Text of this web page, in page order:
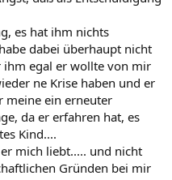
es hat ihm nichts
dabei überhaupt nicht
ihm egal er wollte von mir
ne Krise haben und er
meine ein erneuter
da er erfahren hat, es
Kind....
mich liebt..... und nicht
Gründen bei mir